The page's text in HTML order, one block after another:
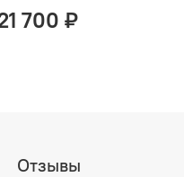
700 ₽
Отзывы